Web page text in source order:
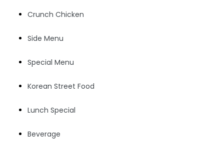
Crunch Chicken
Side Menu
Special Menu
Korean Street Food
Lunch Special
Beverage